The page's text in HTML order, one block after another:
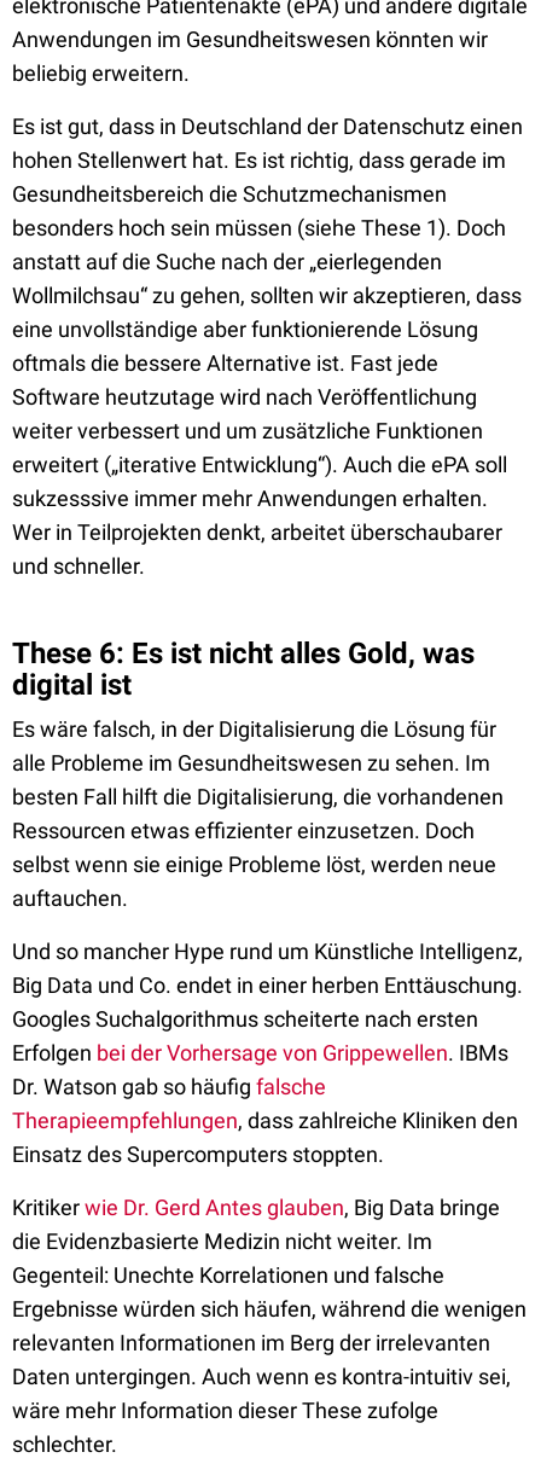
elektronische Patientenakte (ePA) und andere digitale
Anwendungen im Gesundheitswesen könnten wir
beliebig erweitern.
Es ist gut, dass in Deutschland der Datenschutz einen
hohen Stellenwert hat. Es ist richtig, dass gerade im
Gesundheitsbereich die Schutzmechanismen
besonders hoch sein müssen (siehe These 1). Doch
anstatt auf die Suche nach der „eierlegenden
Wollmilchsau“ zu gehen, sollten wir akzeptieren, dass
eine unvollständige aber funktionierende Lösung
oftmals die bessere Alternative ist. Fast jede
Software heutzutage wird nach Veröffentlichung
weiter verbessert und um zusätzliche Funktionen
erweitert („iterative Entwicklung“). Auch die ePA soll
sukzesssive immer mehr Anwendungen erhalten.
Wer in Teilprojekten denkt, arbeitet überschaubarer
und schneller.
These 6: Es ist nicht alles Gold, was
digital ist
Es wäre falsch, in der Digitalisierung die Lösung für
alle Probleme im Gesundheitswesen zu sehen. Im
besten Fall hilft die Digitalisierung, die vorhandenen
Ressourcen etwas effizienter einzusetzen. Doch
selbst wenn sie einige Probleme löst, werden neue
auftauchen.
Und so mancher Hype rund um Künstliche Intelligenz,
Big Data und Co. endet in einer herben Enttäuschung.
Googles Suchalgorithmus scheiterte nach ersten
Erfolgen bei der Vorhersage von Grippewellen. IBMs
Dr. Watson gab so häufig falsche
Therapieempfehlungen, dass zahlreiche Kliniken den
Einsatz des Supercomputers stoppten.
Kritikerwie Dr. Gerd Antes glauben, Big Data bringe
die Evidenzbasierte Medizin nicht weiter. Im
Gegenteil: Unechte Korrelationen und falsche
Ergebnisse würden sich häufen, während die wenigen
relevanten Informationen im Berg der irrelevanten
Daten untergingen. Auch wenn es kontra-intuitiv sei,
wäre mehr Information dieser These zufolge
schlechter.